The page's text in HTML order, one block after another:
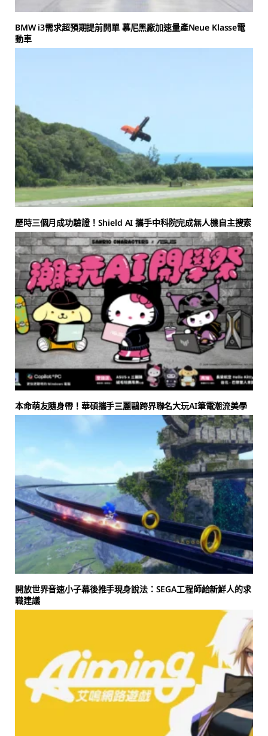
BMW i3需求超預期提前開單 慕尼黑廠加速量產Neue Klasse電
動車
歷時三個月成功驗證！Shield AI 攜手中科院完成無人機自主搜索
本命萌友隨身帶！華碩攜手三麗鷗跨界聯名大玩AI筆電潮流美學
開放世界音速小子幕後推手現身說法：SEGA工程師給新鮮人的求
職建議